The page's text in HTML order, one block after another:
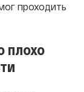
проходить
плохо